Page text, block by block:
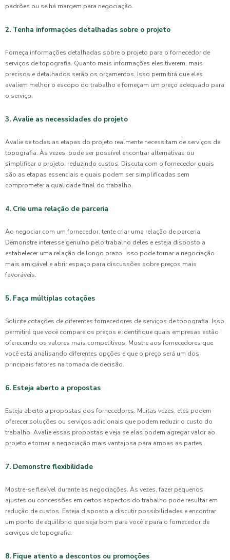
padrões ou se há margem para negociação.
2. Tenha informações detalhadas sobre o projeto
Forneça informações detalhadas sobre o projeto para o fornecedor de
serviços de topografia. Quanto mais informações eles tiverem, mais
precisos e detalhados serão os orçamentos. Isso permitirá que eles
avaliem melhor o escopo do trabalho e forneçam um preço adequado para
o serviço.
3. Avalie as necessidades do projeto
Avalie se todas as etapas do projeto realmente necessitam de serviços de
topografia. Às vezes, pode ser possível encontrar alternativas ou
simplificar o projeto, reduzindo custos. Discuta com o fornecedor quais
são as etapas essenciais e quais podem ser simplificadas sem
comprometer a qualidade final do trabalho.
4. Crie uma relação de parceria
Ao negociar com um fornecedor, tente criar uma relação de parceria.
Demonstre interesse genuíno pelo trabalho deles e esteja disposto a
estabelecer uma relação de longo prazo. Isso pode tornar a negociação
mais amigável e abrir espaço para discussões sobre preços mais
favoráveis.
5. Faça múltiplas cotações
Solicite cotações de diferentes fornecedores de serviços de topografia. Isso
permitirá que você compare os preços e identifique quais empresas estão
oferecendo os valores mais competitivos. Mostre aos fornecedores que
você está analisando diferentes opções e que o preço será um dos
principais fatores na tomada de decisão.
6. Esteja aberto a propostas
Esteja aberto a propostas dos fornecedores. Muitas vezes, eles podem
oferecer soluções ou serviços adicionais que podem reduzir o custo do
trabalho. Avalie essas propostas e veja se elas podem agregar valor ao
projeto e tornar a negociação mais vantajosa para ambas as partes.
7. Demonstre flexibilidade
Mostre-se flexível durante as negociações. Às vezes, fazer pequenos
ajustes ou concessões em certos aspectos do trabalho pode resultar em
redução de custos. Esteja disposto a discutir possibilidades e encontrar
um ponto de equilíbrio que seja bom para você e para o fornecedor de
serviços de topografia.
8. Fique atento a descontos ou promoções